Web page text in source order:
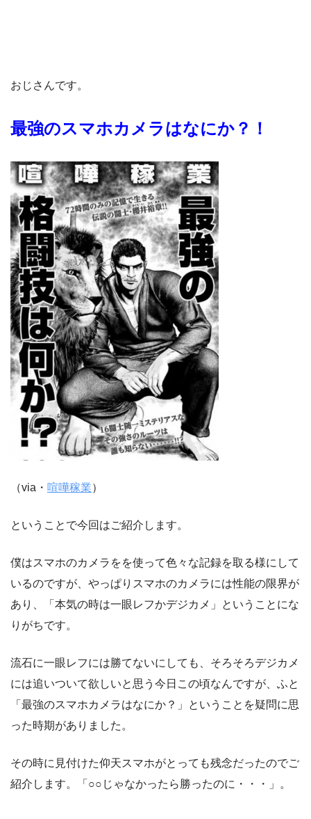
おじさんです。
最強のスマホカメラはなにか？！
（via・ 喧嘩稼業）
ということで今回はご紹介します。
僕はスマホのカメラをを使って色々な記録を取る様にして
いるのですが、やっぱりスマホのカメラには性能の限界が
あり、「本気の時は一眼レフかデジカメ」ということにな
りがちです。
流石に一眼レフには勝てないにしても、そろそろデジカメ
には追いついて欲しいと思う今日この頃なんですが、ふと
「最強のスマホカメラはなにか？」ということを疑問に思
った時期がありました。
その時に見付けた仰天スマホがとっても残念だったのでご
紹介します。「○○じゃなかったら勝ったのに・・・」。